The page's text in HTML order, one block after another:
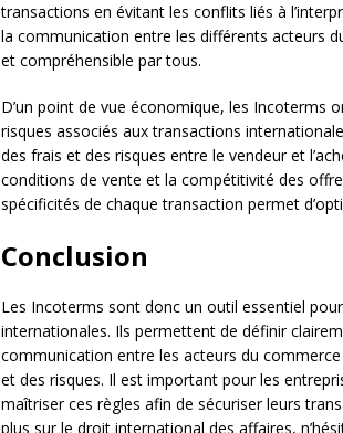
transactions en évitant les conflits liés à
la communication entre les différents acteurs
et compréhensible par tous.
D’un point de vue économique, les Incoterms
risques associés aux transactions
des frais et des risques entre le vendeur et
conditions de vente et la compétitivité des
spécificités de chaque transaction permet
Conclusion
Les Incoterms sont donc un outil essentiel
internationales. Ils permettent de définir
communication entre les acteurs du
et des risques. Il est important pour les
maîtriser ces règles afin de sécuriser leurs
plus sur le droit international des affaires,